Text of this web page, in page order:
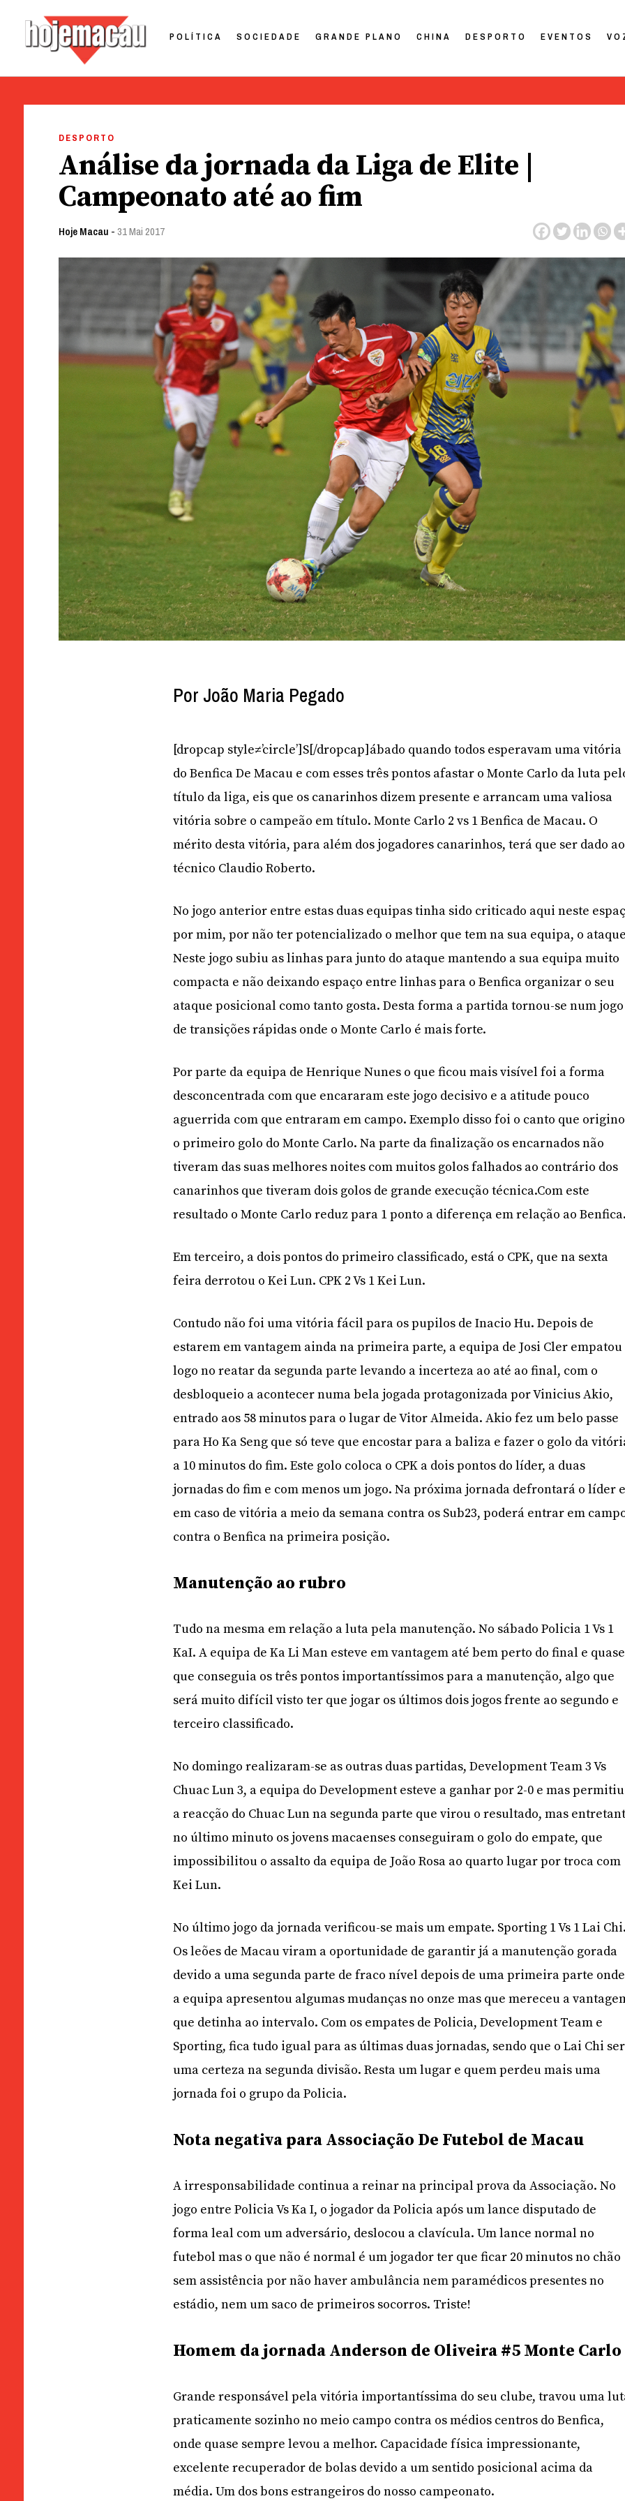
POLÍTICA SOCIEDADE GRANDE PLANO CHINA DESPORTO EVENTOS
DESPORTO
Análise da jornada da Liga de Elite |
Campeonato até ao fim
Hoje Macau - 31 Mai 2017
Por João Maria Pegado
[dropcap style≠’circle’]S[/dropcap]ábado quando todos esperavam uma vitória
do Benfica De Macau e com esses três pontos afastar o Monte Carlo da luta
título da liga, eis que os canarinhos dizem presente e arrancam uma valiosa
vitória sobre o campeão em título. Monte Carlo 2 vs 1 Benfica de Macau. O
mérito desta vitória, para além dos jogadores canarinhos, terá que ser dado ao
técnico Claudio Roberto.
No jogo anterior entre estas duas equipas tinha sido criticado aqui neste
por mim, por não ter potencializado o melhor que tem na sua equipa, o
Neste jogo subiu as linhas para junto do ataque mantendo a sua equipa muito
compacta e não deixando espaço entre linhas para o Benfica organizar o seu
ataque posicional como tanto gosta. Desta forma a partida tornou-se num jogo
de transições rápidas onde o Monte Carlo é mais forte.
Por parte da equipa de Henrique Nunes o que ficou mais visível foi a forma
desconcentrada com que encararam este jogo decisivo e a atitude pouco
aguerrida com que entraram em campo. Exemplo disso foi o canto que
o primeiro golo do Monte Carlo. Na parte da finalização os encarnados não
tiveram das suas melhores noites com muitos golos falhados ao contrário dos
canarinhos que tiveram dois golos de grande execução técnica.Com este
resultado o Monte Carlo reduz para 1 ponto a diferença em relação ao
Em terceiro, a dois pontos do primeiro classificado, está o CPK, que na sexta
feira derrotou o Kei Lun. CPK 2 Vs 1 Kei Lun.
Contudo não foi uma vitória fácil para os pupilos de Inacio Hu. Depois de
estarem em vantagem ainda na primeira parte, a equipa de Josi Cler empatou
logo no reatar da segunda parte levando a incerteza ao até ao final, com o
desbloqueio a acontecer numa bela jogada protagonizada por Vinicius Akio,
entrado aos 58 minutos para o lugar de Vitor Almeida. Akio fez um belo passe
para Ho Ka Seng que só teve que encostar para a baliza e fazer o golo da
a 10 minutos do fim. Este golo coloca o CPK a dois pontos do líder, a duas
jornadas do fim e com menos um jogo. Na próxima jornada defrontará o líder
em caso de vitória a meio da semana contra os Sub23, poderá entrar em
contra o Benfica na primeira posição.
Manutenção ao rubro
Tudo na mesma em relação a luta pela manutenção. No sábado Policia 1 Vs 1
KaI. A equipa de Ka Li Man esteve em vantagem até bem perto do final e quase
que conseguia os três pontos importantíssimos para a manutenção, algo que
será muito difícil visto ter que jogar os últimos dois jogos frente ao segundo e
terceiro classificado.
No domingo realizaram-se as outras duas partidas, Development Team 3 Vs
Chuac Lun 3, a equipa do Development esteve a ganhar por 2-0 e mas permitiu
a reacção do Chuac Lun na segunda parte que virou o resultado, mas
no último minuto os jovens macaenses conseguiram o golo do empate, que
impossibilitou o assalto da equipa de João Rosa ao quarto lugar por troca com
Kei Lun.
No último jogo da jornada verificou-se mais um empate. Sporting 1 Vs 1 Lai
Os leões de Macau viram a oportunidade de garantir já a manutenção gorada
devido a uma segunda parte de fraco nível depois de uma primeira parte onde
a equipa apresentou algumas mudanças no onze mas que mereceu a
que detinha ao intervalo. Com os empates de Policia, Development Team e
Sporting, fica tudo igual para as últimas duas jornadas, sendo que o Lai Chi
uma certeza na segunda divisão. Resta um lugar e quem perdeu mais uma
jornada foi o grupo da Policia.
Nota negativa para Associação De Futebol de Macau
A irresponsabilidade continua a reinar na principal prova da Associação. No
jogo entre Policia Vs Ka I, o jogador da Policia após um lance disputado de
forma leal com um adversário, deslocou a clavícula. Um lance normal no
futebol mas o que não é normal é um jogador ter que ficar 20 minutos no chão
sem assistência por não haver ambulância nem paramédicos presentes no
estádio, nem um saco de primeiros socorros. Triste!
Homem da jornada Anderson de Oliveira #5 Monte Carlo
Grande responsável pela vitória importantíssima do seu clube, travou uma
praticamente sozinho no meio campo contra os médios centros do Benfica,
onde quase sempre levou a melhor. Capacidade física impressionante,
excelente recuperador de bolas devido a um sentido posicional acima da
média. Um dos bons estrangeiros do nosso campeonato.